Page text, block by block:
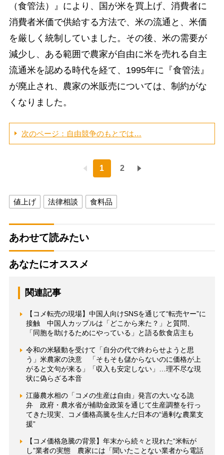
（食管法）』により、国が米を買上げ、消費者に
消費者米価で供給する方法で、米の流通と、米価
を厳しく統制していました。その後、米の需要が
減少し、ある範囲で農家が自由に米を売れる自主
流通米を認める時代を経て、1995年に『食管法』
が廃止され、農家の米販売については、制約がな
くなりました。
次のページ：自由競争のもとでは…
1 2
値上げ 法律相談 食料品
あわせて読みたい
あなたにオススメ
関連記事
【コメ転売の現場】中国人向けSNSを通じて“転売ヤー”に
接触 中国人カップルは「どこから来た？」と質問、
「同胞を助けるためにやっている」と語る飲食店主も
令和の米騒動を受けて「自分の代で終わらせようと思
う」米農家の決意 「そもそも儲からないのに価格が上
がると文句が来る」「収入も安定しない」…理不尽な現
状に偽らざる本音
江藤農水相の「コメの生産は自由」発言の大いなる詭
弁 政府・農水省が補助金政策を通じて生産調整を行っ
てきた現実、コメ価格高騰を生んだ日本の“過剰な農業支
援”
【コメ価格急騰の背景】年末から続々と現れた“米転が
し”業者の実態 農家には「聞いたことない業者から電話